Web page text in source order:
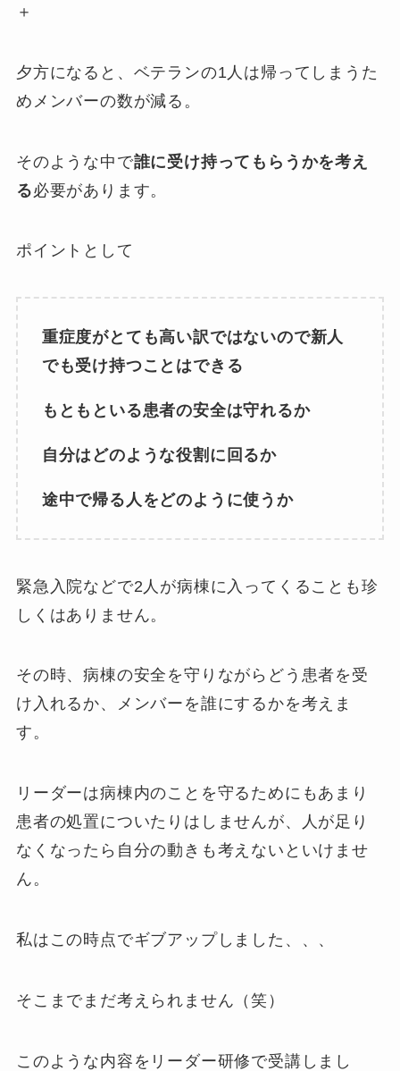
＋
夕方になると、ベテランの1人は帰ってしまうた
めメンバーの数が減る。
そのような中で誰に受け持ってもらうかを考え
る必要があります。
ポイントとして
重症度がとても高い訳ではないので新人
でも受け持つことはできる
もともといる患者の安全は守れるか
自分はどのような役割に回るか
途中で帰る人をどのように使うか
緊急入院などで2人が病棟に入ってくることも珍
しくはありません。
その時、病棟の安全を守りながらどう患者を受
け入れるか、メンバーを誰にするかを考えま
す。
リーダーは病棟内のことを守るためにもあまり
患者の処置についたりはしませんが、人が足り
なくなったら自分の動きも考えないといけませ
ん。
私はこの時点でギブアップしました、、、
そこまでまだ考えられません（笑）
このような内容をリーダー研修で受講しまし